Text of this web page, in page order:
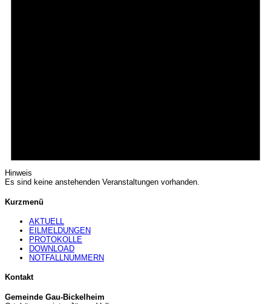
Hinweis
Es sind keine anstehenden Veranstaltungen vorhanden.
Kurzmenü
AKTUELL
EILMELDUNGEN
PROTOKOLLE
DOWNLOAD
NOTFALLNUMMERN
Kontakt
Gemeinde Gau-Bickelheim